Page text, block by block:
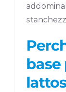
base